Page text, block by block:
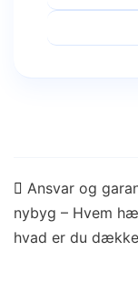
Ansvar og
nybyg – Hvem
hvad er du